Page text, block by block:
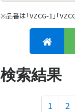
※品番は「VZCG-1」「
検索結果
1 2